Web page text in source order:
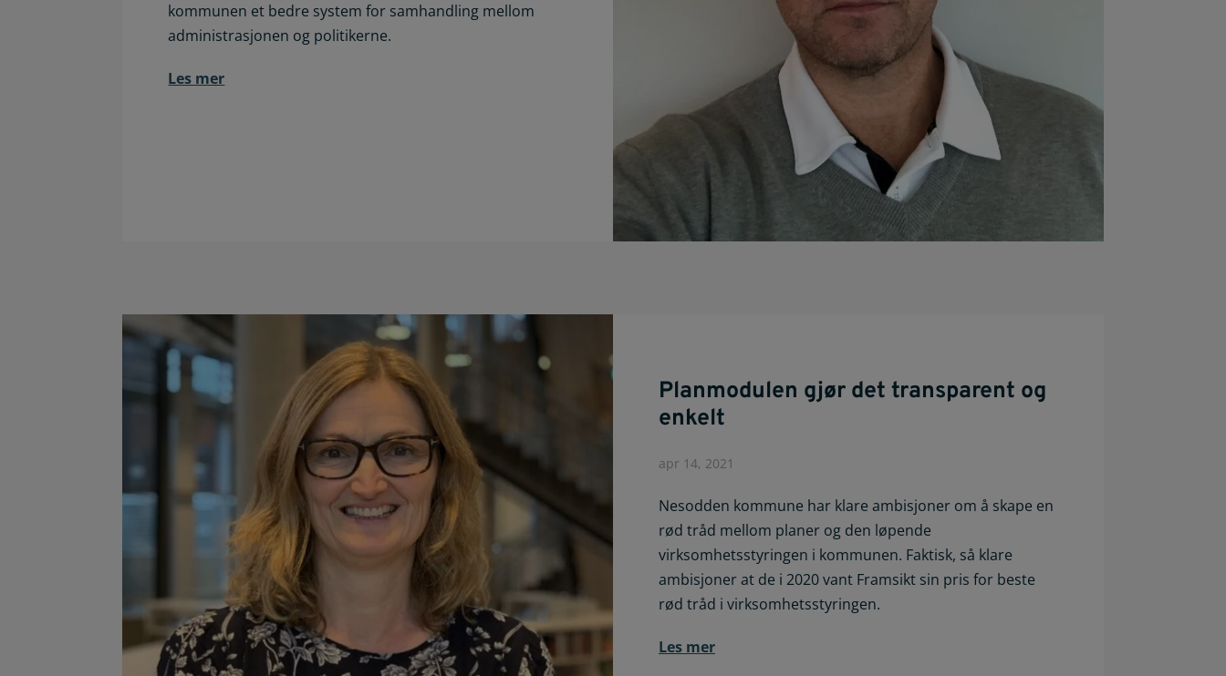
kommunen et bedre system for samhandling mellom
administrasjonen og politikerne.
Les mer
Planmodulen gjør det transparent og
enkelt
apr 14, 2021
Nesodden kommune har klare ambisjoner om å skape en
rød tråd mellom planer og den løpende
virksomhetsstyringen i kommunen. Faktisk, så klare
ambisjoner at de i 2020 vant Framsikt sin pris for beste
rød tråd i virksomhetsstyringen.
Les mer